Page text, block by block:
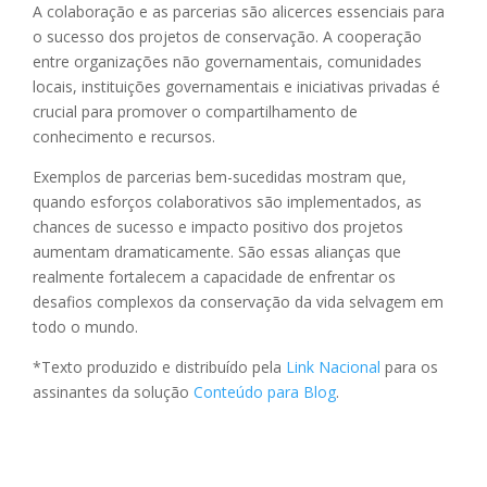
A colaboração e as parcerias são alicerces essenciais para
o sucesso dos projetos de conservação. A cooperação
entre organizações não governamentais, comunidades
locais, instituições governamentais e iniciativas privadas é
crucial para promover o compartilhamento de
conhecimento e recursos.
Exemplos de parcerias bem-sucedidas mostram que,
quando esforços colaborativos são implementados, as
chances de sucesso e impacto positivo dos projetos
aumentam dramaticamente. São essas alianças que
realmente fortalecem a capacidade de enfrentar os
desafios complexos da conservação da vida selvagem em
todo o mundo.
*Texto produzido e distribuído pela Link Nacional para os
assinantes da solução Conteúdo para Blog.